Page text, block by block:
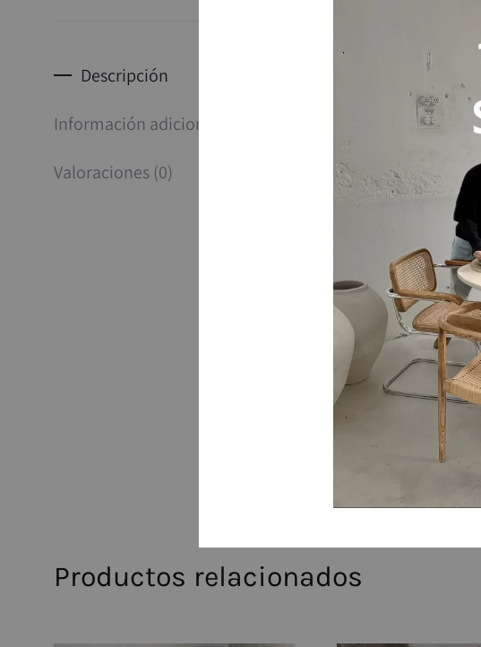
Descripción
Información adicional
Valoraciones (0)
CASA MARIA
–
Lo mas importante
nosotros, que a la
posible en tu
Envíos a todo el
Antes de realizar
mano, uno por
Productos relacionados